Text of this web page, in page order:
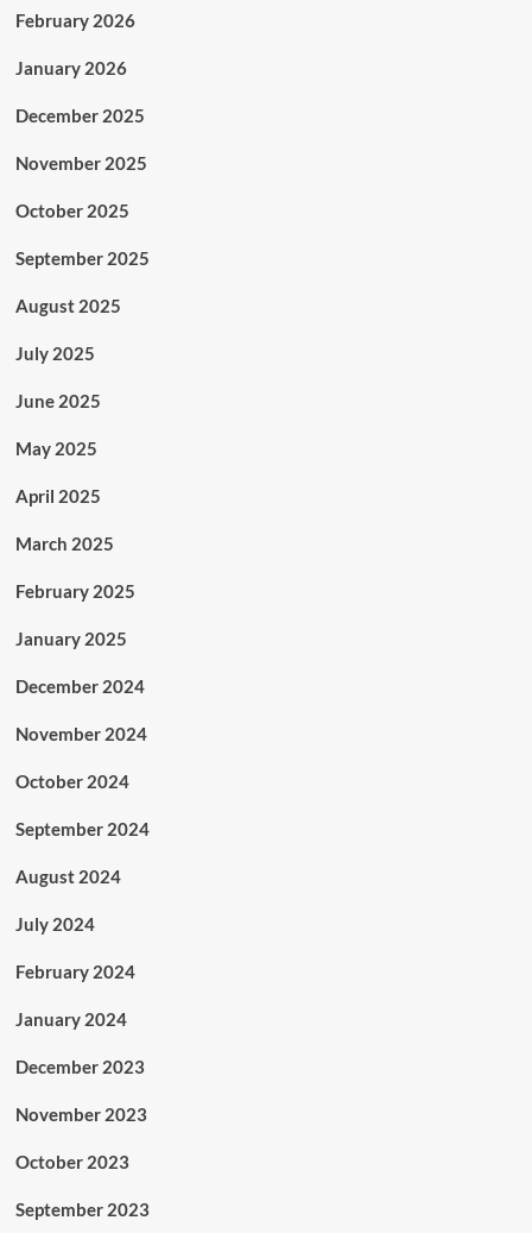
February 2026
January 2026
December 2025
November 2025
October 2025
September 2025
August 2025
July 2025
June 2025
May 2025
April 2025
March 2025
February 2025
January 2025
December 2024
November 2024
October 2024
September 2024
August 2024
July 2024
February 2024
January 2024
December 2023
November 2023
October 2023
September 2023